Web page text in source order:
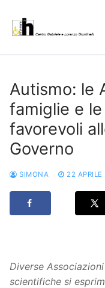
contenuto
Autismo: le
famiglie e
favorevoli
Governo
SIMONA 22
Diverse
scientifiche si